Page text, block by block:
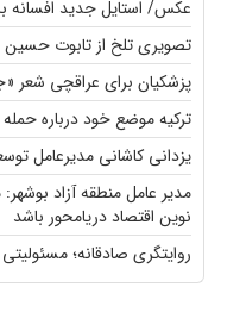
عکس/ استایل جدید افسانه
تصویری تلخ از تابوت حسین
پزشکیان برای عراقچی شعر
ترکیه موضع خود درباره حمله
یزدانی کاشانی مدیرعامل
مدیر عامل منطقه آزاد
نوین اقتصاد دریامحور باشد
روایتگری صادقانه؛